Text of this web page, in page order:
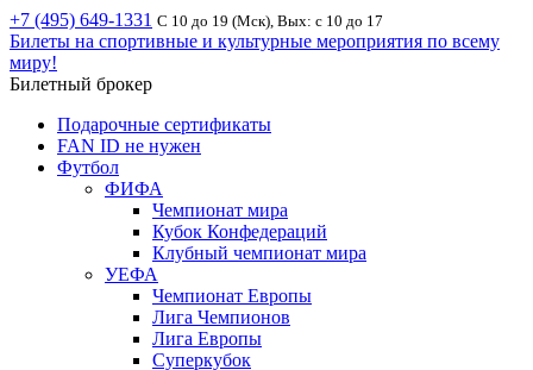
+7 (495) 649-1331 С 10 до 19 (Мск), Вых: с 10 до 17
Билеты на спортивные и культурные мероприятия по всему
миру!
Билетный брокер
Подарочные сертификаты
FAN ID не нужен
Футбол
ФИФА
Чемпионат мира
Кубок Конфедераций
Клубный чемпионат мира
УЕФА
Чемпионат Европы
Лига Чемпионов
Лига Европы
Суперкубок